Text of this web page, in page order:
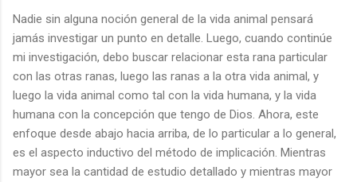
Nadie sin alguna noción general de la vida animal pensará
jamás investigar un punto en detalle. Luego, cuando continúe
mi investigación, debo buscar relacionar esta rana particular
con las otras ranas, luego las ranas a la otra vida animal, y
luego la vida animal como tal con la vida humana, y la vida
humana con la concepción que tengo de Dios. Ahora, este
enfoque desde abajo hacia arriba, de lo particular a lo general,
es el aspecto inductivo del método de implicación. Mientras
mayor sea la cantidad de estudio detallado y mientras mayor